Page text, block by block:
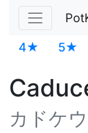
4★ 5★
カドケ